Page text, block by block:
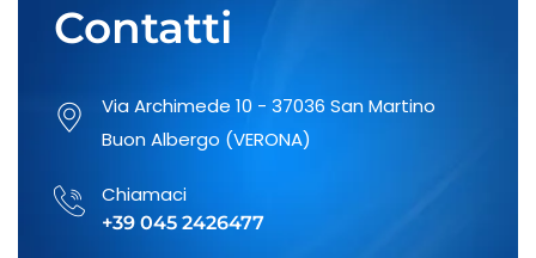
Otorinolaringoiatria
Cardiologia e Diagnostica
Cardiologica
Contatti
Via Archimede 10 - 37036 San Martino
Buon Albergo (VERONA)
Chiamaci
+39 045 2426477